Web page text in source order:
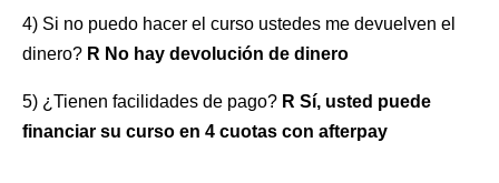
4) Si no puedo hacer el curso ustedes me devuelven el
dinero? R No hay devolución de dinero
5) ¿Tienen facilidades de pago? R Sí, usted puede
financiar su curso en 4 cuotas con afterpay